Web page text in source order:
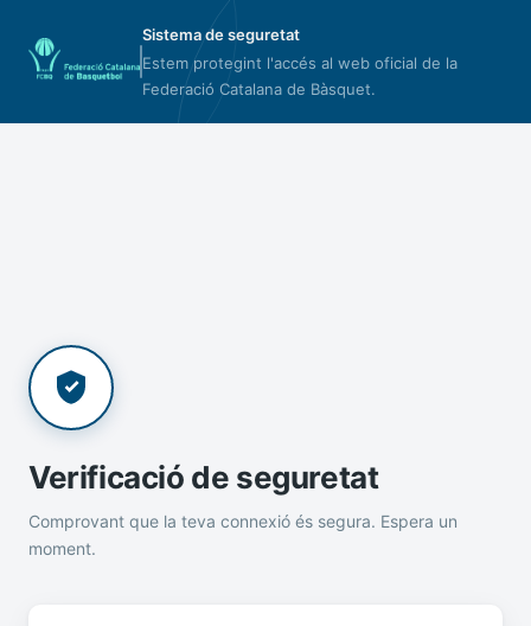
Sistema de seguretat
Estem protegint l'accés al web oficial de la
Federació Catalana de Bàsquet.
Verificació de seguretat
Comprovant que la teva connexió és segura. Espera un
moment.